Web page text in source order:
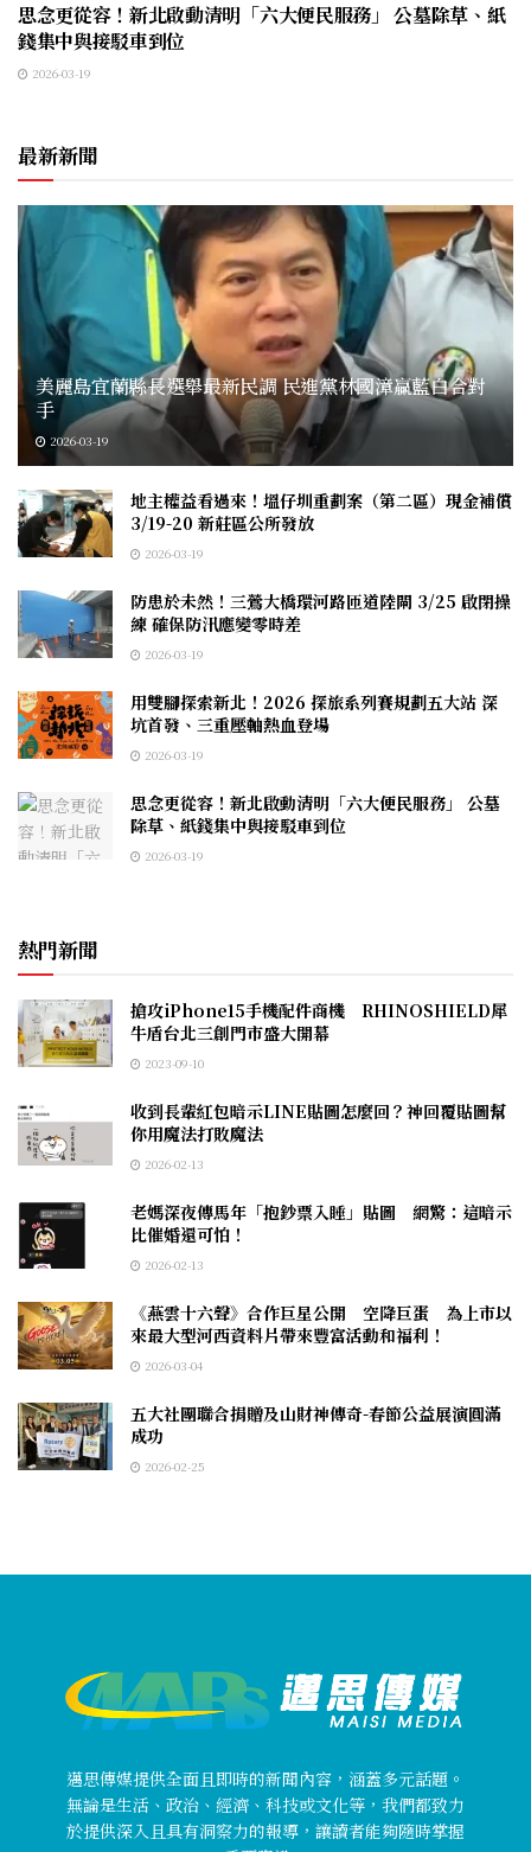
思念更從容！新北啟動清明「六大便民服務」 公墓除草、紙
錢集中與接駁車到位
2026-03-19
最新新聞
美麗島宜蘭縣長選舉最新民調 民進黨林國漳贏藍白合對
手
2026-03-19
地主權益看過來！塭仔圳重劃案（第二區）現金補償
3/19-20 新莊區公所發放
2026-03-19
防患於未然！三鶯大橋環河路匝道陸閘 3/25 啟閉操
練 確保防汛應變零時差
2026-03-19
用雙腳探索新北！2026 探旅系列賽規劃五大站 深
坑首發、三重壓軸熱血登場
2026-03-19
思念更從容！新北啟動清明「六大便民服務」 公墓
除草、紙錢集中與接駁車到位
2026-03-19
熱門新聞
搶攻iPhone15手機配件商機 RHINOSHIELD犀
牛盾台北三創門市盛大開幕
2023-09-10
收到長輩紅包暗示LINE貼圖怎麼回？神回覆貼圖幫
你用魔法打敗魔法
2026-02-13
老媽深夜傳馬年「抱鈔票入睡」貼圖 網驚：這暗示
比催婚還可怕！
2026-02-13
《燕雲十六聲》合作巨星公開 空降巨蛋 為上市以
來最大型河西資料片帶來豐富活動和福利！
2026-03-04
五大社團聯合捐贈及山財神傳奇-春節公益展演圓滿
成功
2026-02-25
邁思傳媒提供全面且即時的新聞內容，涵蓋多元話題。
無論是生活、政治、經濟、科技或文化等，我們都致力
於提供深入且具有洞察力的報導，讓讀者能夠隨時掌握